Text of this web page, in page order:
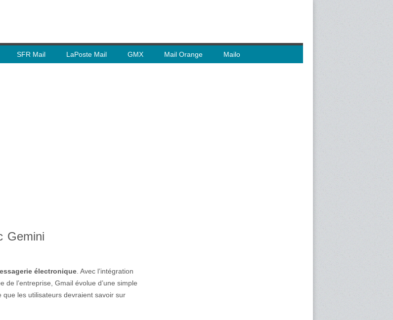
SFR Mail LaPoste Mail GMX Mail Orange Mailo
Gemini
électronique . Avec l’intégration
de l’entreprise, Gmail évolue d’une simple
les utilisateurs devraient savoir sur